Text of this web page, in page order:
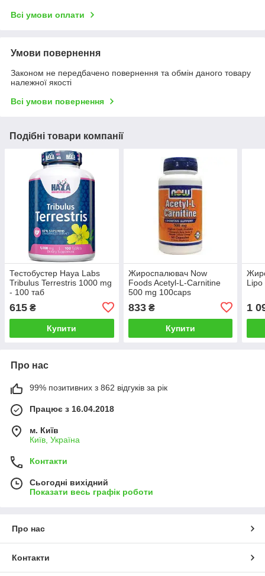
Всі умови оплати
Умови повернення
Законом не передбачено повернення та обмін даного товару
належної якості
Всі умови повернення
Подібні товари компанії
Тестобустер Haya Labs
Tribulus Terrestris 1000 mg
- 100 таб
615 ₴
Купити
Жироспалювач Now
Foods Acetyl-L-Carnitine
500 mg 100caps
833₴
Купити
Lipo
1
Про нас
99% позитивних з 862 відгуків за рік
Працює з 16.04.2018
м. Київ
Київ, Україна
Контакти
Сьогодні вихідний
Показати весь графік роботи
Про нас
Контакти